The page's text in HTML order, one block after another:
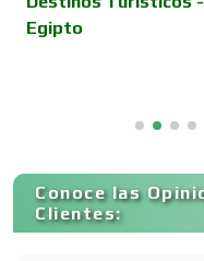
Capacitación
Carnicerías
Egipto
Conoce las
Clientes: